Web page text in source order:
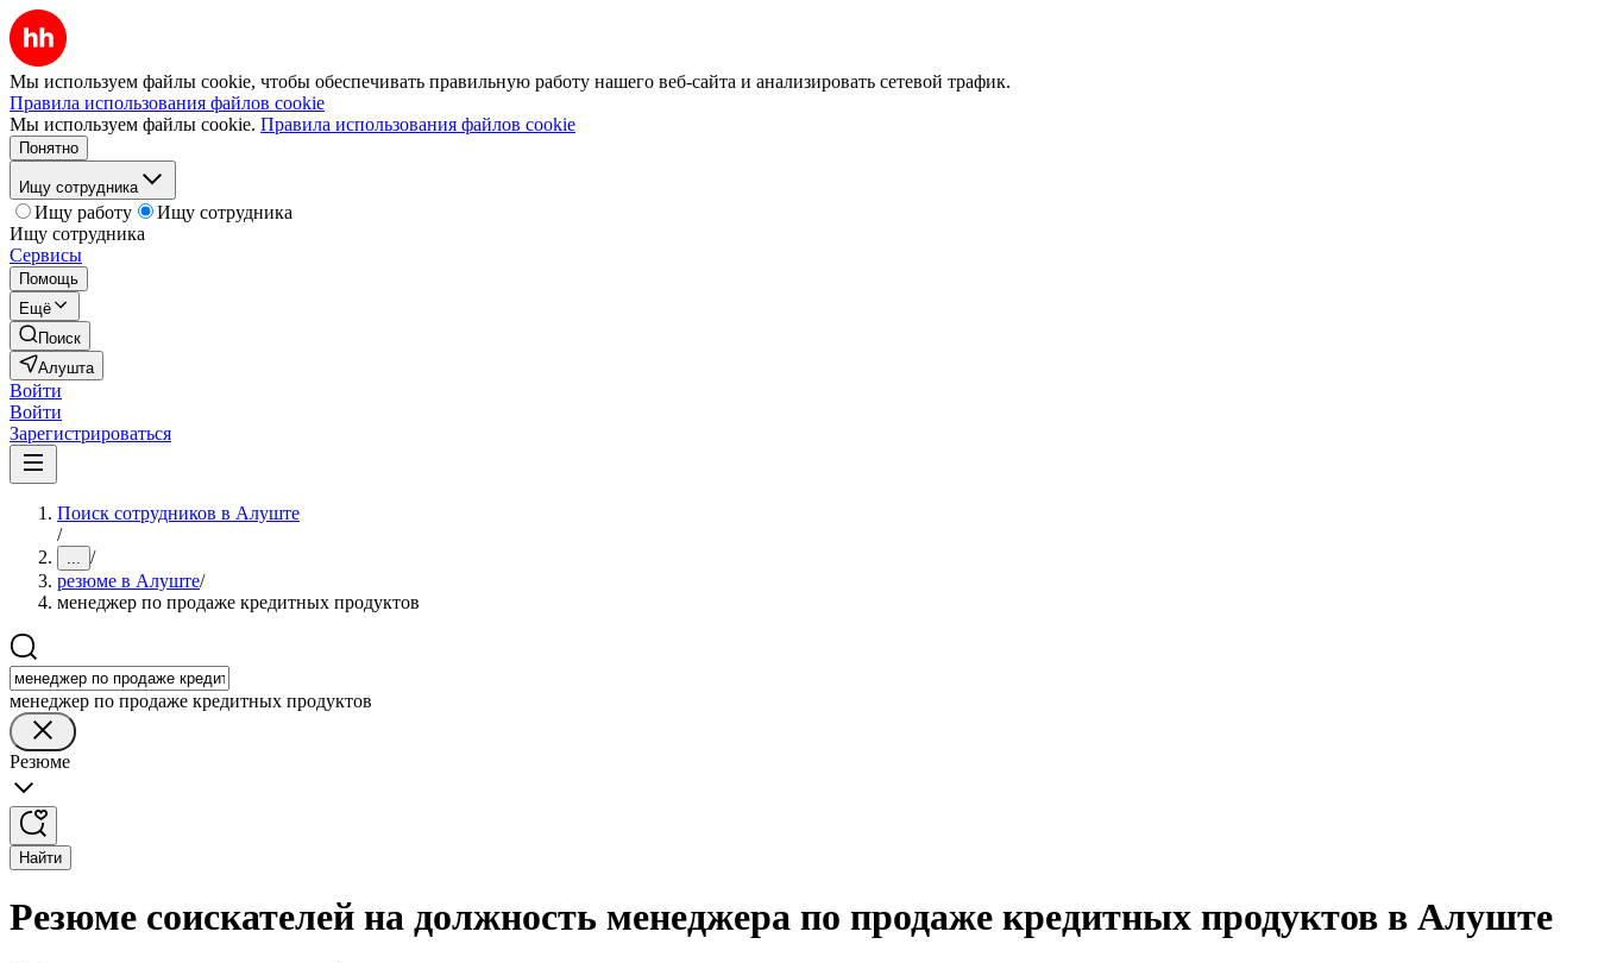
Мы используем файлы cookie, чтобы обеспечивать правильную работу нашего веб-сайта и анализировать сетевой трафик.
Правила использования файлов cookie
Мы используем файлы cookie. Правила использования файлов cookie
Понятно
Ищу сотрудника
Ищу работу
Ищу сотрудника
Ищу сотрудника
Сервисы
Помощь
Ещё
Поиск
Алушта
Войти
Войти
Зарегистрироваться
Поиск сотрудников в Алуште
/
... /
резюме в Алуште/
менеджер по продаже кредитных продуктов
менеджер по продаже кредитных продуктов
Резюме
Найти
Резюме соискателей на должность менеджера по продаже кредитных продуктов в Алуште